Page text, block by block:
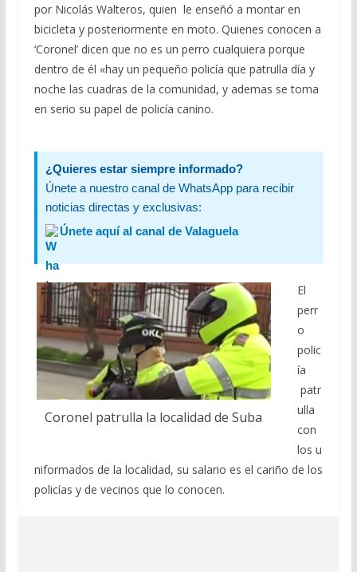
por Nicolás Walteros, quien le enseñó a montar en
bicicleta y posteriormente en moto. Quienes conocen a
‘Coronel’ dicen que no es un perro cualquiera porque
dentro de él «hay un pequeño policía que patrulla día y
noche las cuadras de la comunidad, y ademas se toma
en serio su papel de policía canino.
¿Quieres estar siempre informado?
Únete a nuestro canal de WhatsApp para recibir
noticias directas y exclusivas:
Únete aquí al canal de Valaguela
Coronel patrulla la localidad de Suba
El
perr
o
polic
ía
patr
ulla
con
los u
niformados de la localidad, su salario es el cariño de los
policías y de vecinos que lo conocen.